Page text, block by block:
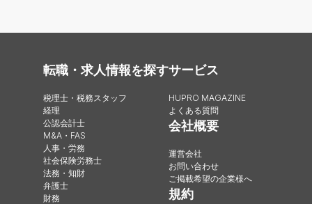
転職・求人情報を探す
税理士・税務スタッフ
経理
公認会計士
M&A・FAS
人事・労務
社会保険労務士
法務・知財
弁護士
財務
サービス
HUPRO MAGAZINE
よくある質問
会社概要
運営会社
お問い合わせ
ご掲載希望の企業様へ
規約